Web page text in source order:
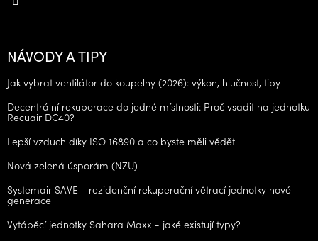
NÁVODY A TIPY
Jak vybrat ventilátor do koupelny (2026): výkon, hlučnost, tipy
Decentrální rekuperace do jedné místnosti: Proč vsadit na jednotku
Recuair DC40?
Lepší vzduch díky ISO 16890 a co byste měli vědět
Nová zelená úsporám (NZU)
Systemair SAVE - rezidenční rekuperační větrací jednotky nové
generace
Vytápěcí jednotky Sahara Maxx - jaké existují typy?